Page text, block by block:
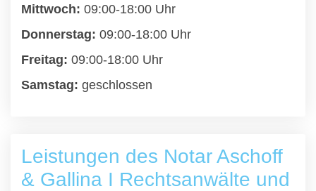
Mittwoch: 09:00-18:00 Uhr
Donnerstag: 09:00-18:00 Uhr
Freitag: 09:00-18:00 Uhr
Samstag: geschlossen
Leistungen des Notar Aschoff
& Gallina I Rechtsanwälte und